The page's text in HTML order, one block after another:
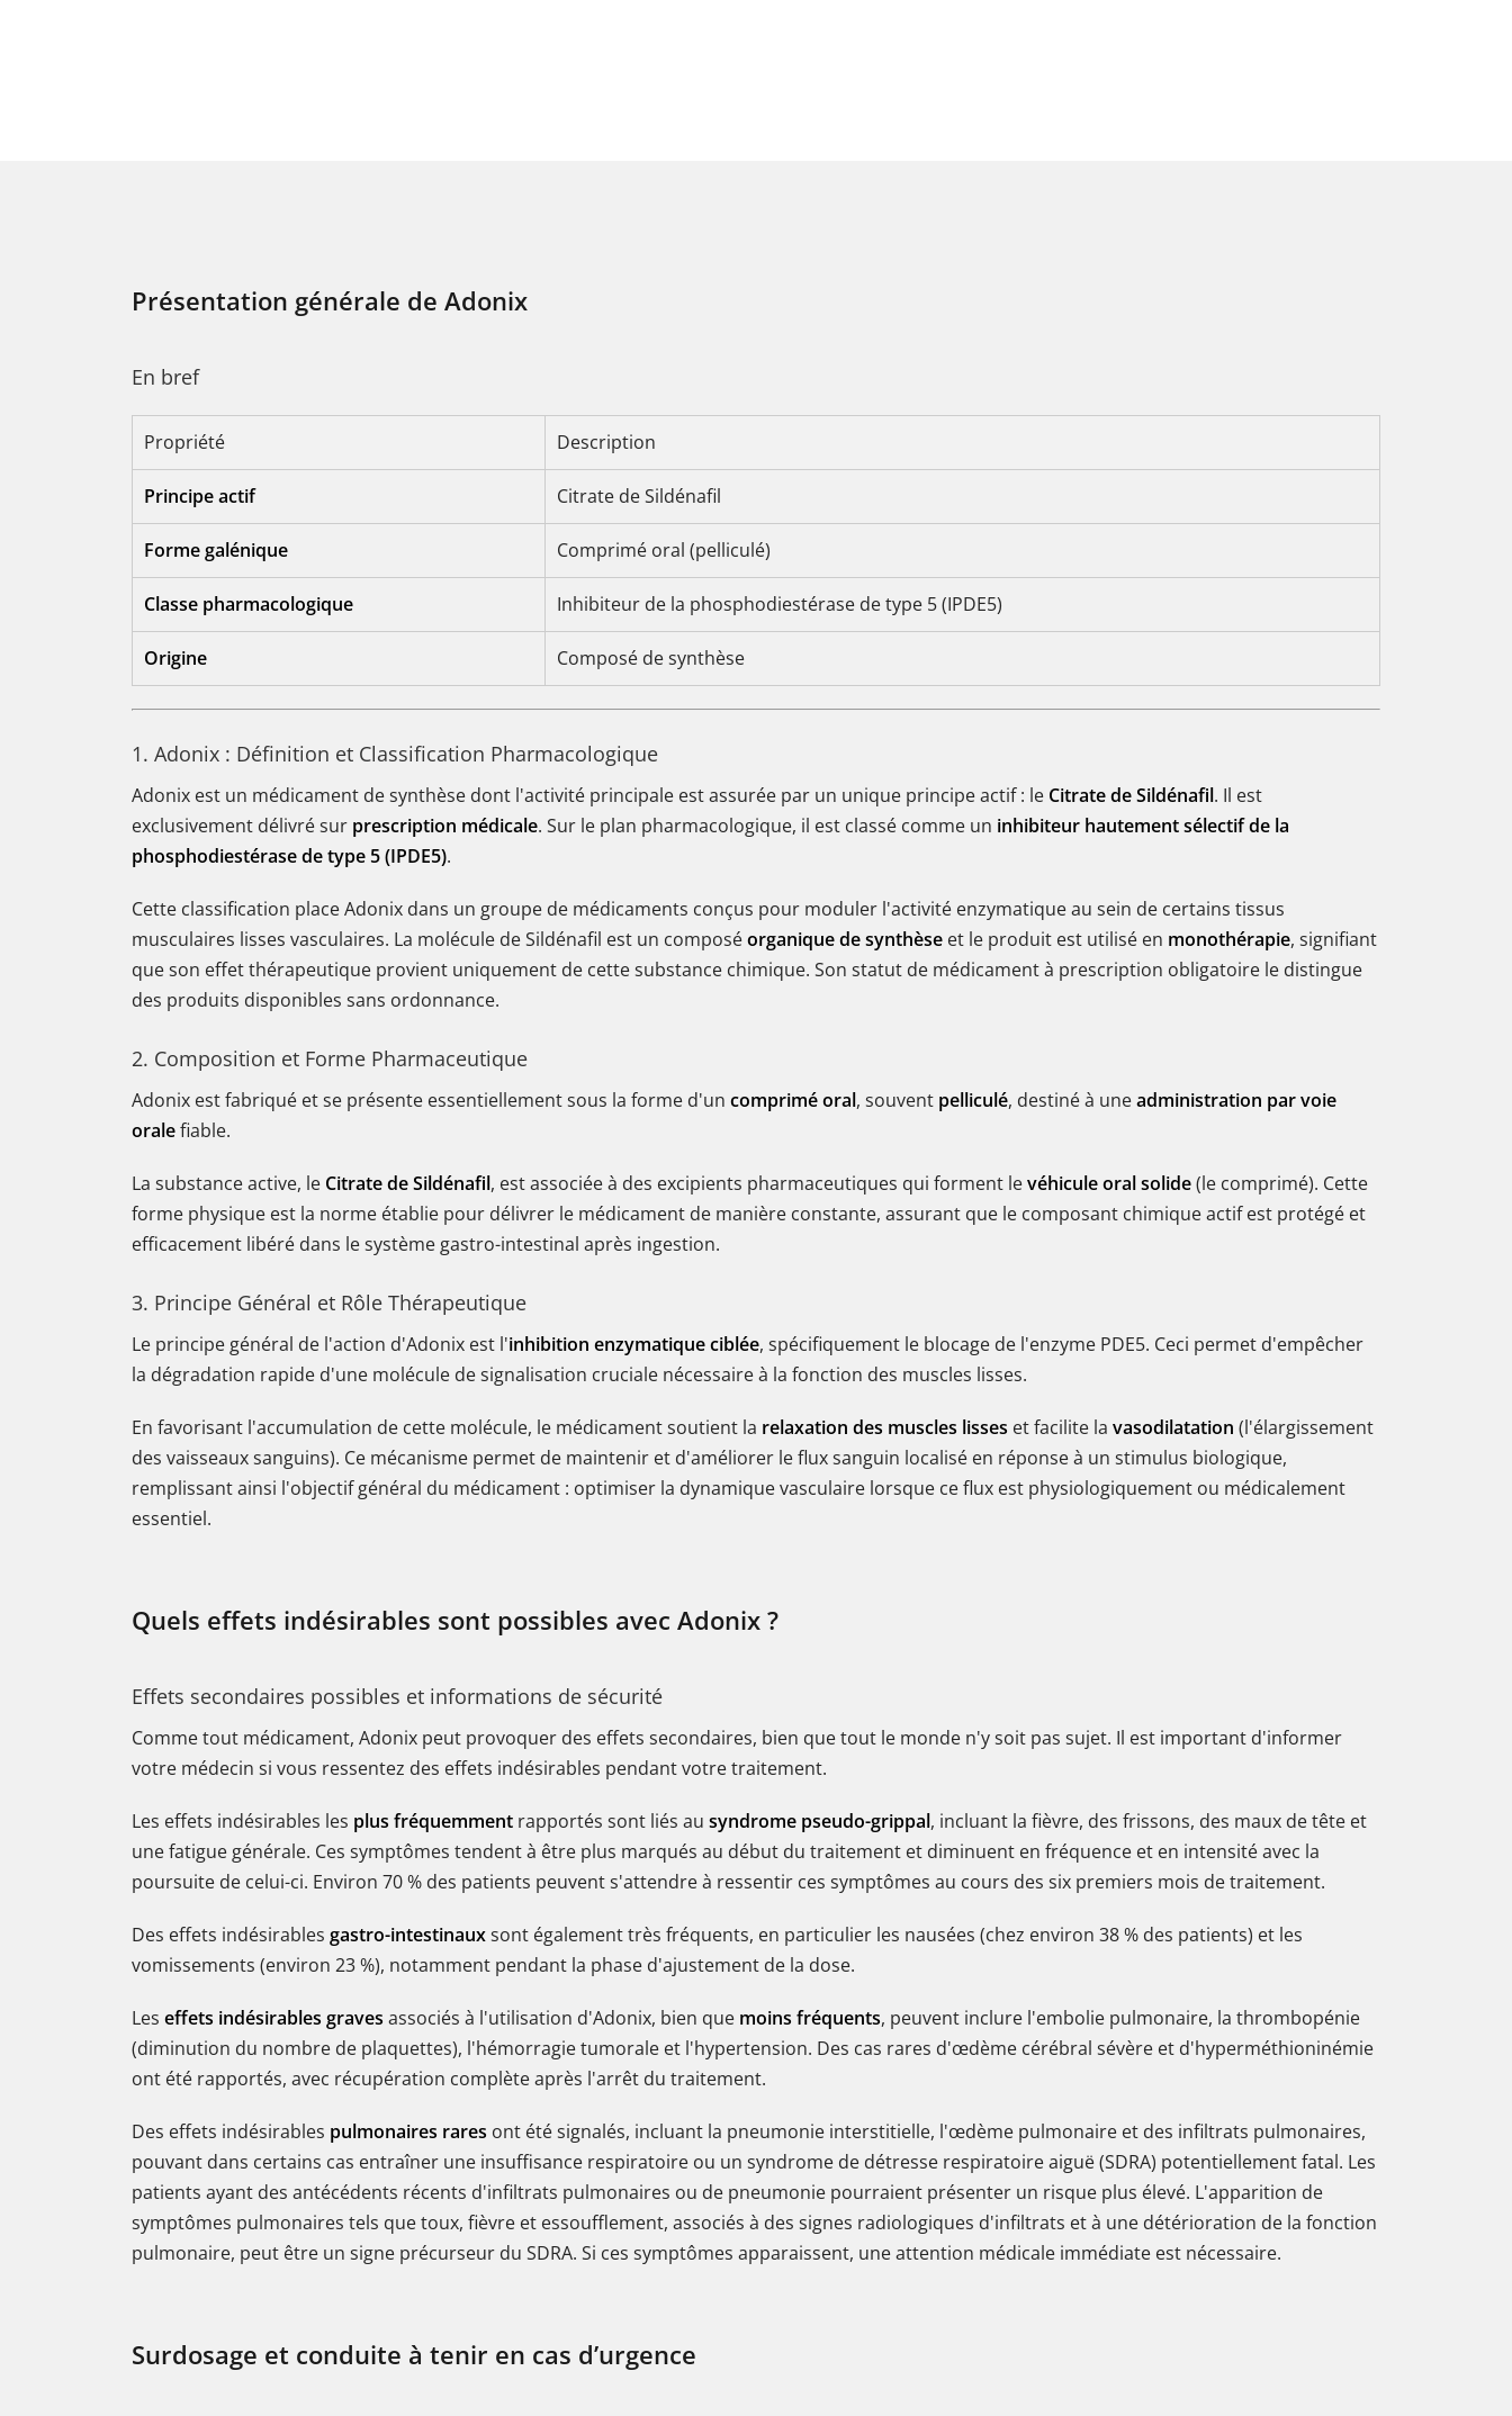
Présentation générale de Adonix
En bref
Propriété Description
Principe actif Citrate de Sildénafil
Forme galénique Comprimé oral (pelliculé)
Classe pharmacologique Inhibiteur de la phosphodiestérase de type 5 (IPDE5)
Origine Composé de synthèse
1. Adonix : Définition et Classification Pharmacologique
Adonix est un médicament de synthèse dont l'activité principale est assurée par un unique principe actif : le Citrate de Sildénafil. Il est
exclusivement délivré sur prescription médicale. Sur le plan pharmacologique, il est classé comme un inhibiteur hautement sélectif de la
phosphodiestérase de type 5 (IPDE5).
Cette classification place Adonix dans un groupe de médicaments conçus pour moduler l'activité enzymatique au sein de certains tissus
musculaires lisses vasculaires. La molécule de Sildénafil est un composéorganique de synthèse et le produit est utilisé en monothérapie, signifiant
que son effet thérapeutique provient uniquement de cette substance chimique. Son statut de médicament à prescription obligatoire le distingue
des produits disponibles sans ordonnance.
2. Composition et Forme Pharmaceutique
Adonix est fabriqué et se présente essentiellement sous la forme d'un comprimé oral, souvent pelliculé, destiné à uneadministration par voie
oralefiable.
La substance active, le Citrate de Sildénafil, est associée à des excipients pharmaceutiques qui forment levéhicule oral solide(le comprimé). Cette
forme physique est la norme établie pour délivrer le médicament de manière constante, assurant que le composant chimique actif est protégé et
efficacement libéré dans le système gastro-intestinal après ingestion.
3. Principe Général et Rôle Thérapeutique
Le principe général de l'action d'Adonix est l'inhibition enzymatique ciblée, spécifiquement le blocage de l'enzyme PDE5. Ceci permet d'empêcher
la dégradation rapide d'une molécule de signalisation cruciale nécessaire à la fonction des muscles lisses.
En favorisant l'accumulation de cette molécule, le médicament soutient la relaxation des muscles lisses et facilite la vasodilatation (l'élargissement
des vaisseaux sanguins). Ce mécanisme permet de maintenir et d'améliorer le flux sanguin localisé en réponse à un stimulus biologique,
remplissant ainsi l'objectif général du médicament : optimiser la dynamique vasculaire lorsque ce flux est physiologiquement ou médicalement
essentiel.
Quels effets indésirables sont possibles avec Adonix ?
Effets secondaires possibles et informations de sécurité
Comme tout médicament, Adonix peut provoquer des effets secondaires, bien que tout le monde n'y soit pas sujet. Il est important d'informer
votre médecin si vous ressentez des effets indésirables pendant votre traitement.
Les effets indésirables les plus fréquemment rapportés sont liés au syndrome pseudo-grippal, incluant la fièvre, des frissons, des maux de tête et
une fatigue générale. Ces symptômes tendent à être plus marqués au début du traitement et diminuent en fréquence et en intensité avec la
poursuite de celui-ci. Environ 70 % des patients peuvent s'attendre à ressentir ces symptômes au cours des six premiers mois de traitement.
Des effets indésirables gastro-intestinauxsont également très fréquents, en particulier les nausées (chez environ 38 % des patients) et les
vomissements (environ 23 %), notamment pendant la phase d'ajustement de la dose.
Les effets indésirables graves associés à l'utilisation d'Adonix, bien que moins fréquents, peuvent inclure l'embolie pulmonaire, la thrombopénie
(diminution du nombre de plaquettes), l'hémorragie tumorale et l'hypertension. Des cas rares d'œdème cérébral sévère et d'hyperméthioninémie
ont été rapportés, avec récupération complète après l'arrêt du traitement.
Des effets indésirables pulmonaires rares ont été signalés, incluant la pneumonie interstitielle, l'œdème pulmonaire et des infiltrats pulmonaires,
pouvant dans certains cas entraîner une insuffisance respiratoire ou un syndrome de détresse respiratoire aiguë (SDRA) potentiellement fatal. Les
patients ayant des antécédents récents d'infiltrats pulmonaires ou de pneumonie pourraient présenter un risque plus élevé. L'apparition de
symptômes pulmonaires tels que toux, fièvre et essoufflement, associés à des signes radiologiques d'infiltrats et à une détérioration de la fonction
pulmonaire, peut être un signe précurseur du SDRA. Si ces symptômes apparaissent, une attention médicale immédiate est nécessaire.
Surdosage et conduite à tenir en cas d’urgence